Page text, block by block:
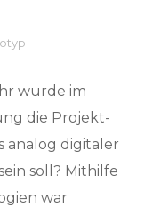
wurde im
die Projekt-
analog digitaler
soll? Mithilfe
war